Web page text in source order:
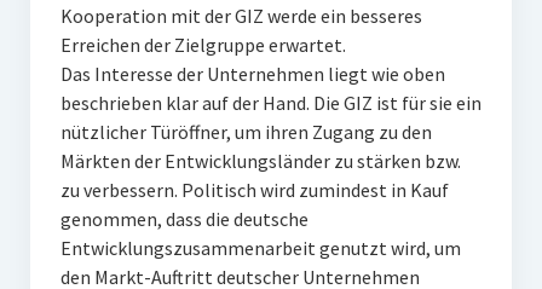
Kooperation mit der GIZ werde ein besseres
Erreichen der Zielgruppe erwartet.
Das Interesse der Unternehmen liegt wie oben
beschrieben klar auf der Hand. Die GIZ ist für sie ein
nützlicher Türöffner, um ihren Zugang zu den
Märkten der Entwicklungsländer zu stärken bzw.
zu verbessern. Politisch wird zumindest in Kauf
genommen, dass die deutsche
Entwicklungszusammenarbeit genutzt wird, um
den Markt-Auftritt deutscher Unternehmen